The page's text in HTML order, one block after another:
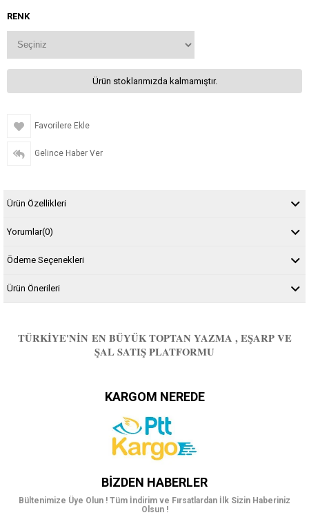
RENK
Ürün stoklarımızda kalmamıştır.
Favorilere Ekle
Gelince Haber Ver
Ürün Özellikleri
Yorumlar(0)
Ödeme Seçenekleri
Ürün Önerileri
TÜRKIYE'NIN EN BÜYÜK TOPTAN YAZMA , EŞARP VE
ŞAL SATIŞ PLATFORMU
KARGOM NEREDE
BIZDEN HABERLER
Bültenimize Üye Olun ! Tüm İndirim ve Fırsatlardan İlk Sizin Haberiniz
Olsun !